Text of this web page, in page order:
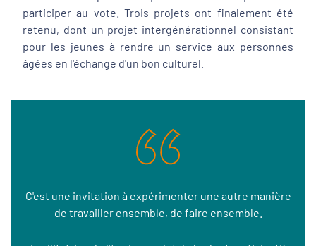
participer au vote. Trois projets ont finalement été
retenu, dont un projet intergénérationnel consistant
pour les jeunes à rendre un service aux personnes
âgées en l'échange d'un bon culturel.
C'est une invitation à expérimenter une autre manière
de travailler ensemble, de faire ensemble.